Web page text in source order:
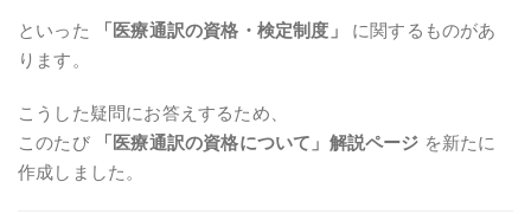
といった 「医療通訳の資格・検定制度」
に関するものがあ
ります。
こうした疑問にお答えするため、
このたび
「医療通訳の資格について」解説ページ を新たに
作成しました。